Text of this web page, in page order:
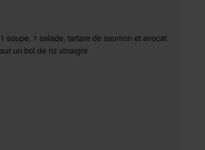
1 soupe, 1 salade, tartare de saumon et avocat
sur un bol de riz vinaigré